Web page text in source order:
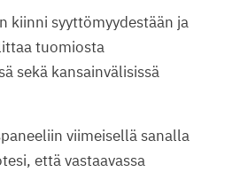
kiinni syyttömyydestään ja
tuomiosta
sekä kansainvälisissä
viimeisellä sanalla
että vastaavassa